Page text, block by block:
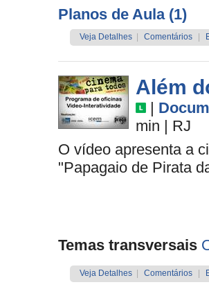
Planos de Aula (1)
Veja Detalhes Comentários
Além
|
min | RJ
O vídeo apresenta a
"Papagaio de Pirata
Temas transversais
Veja Detalhes Comentários